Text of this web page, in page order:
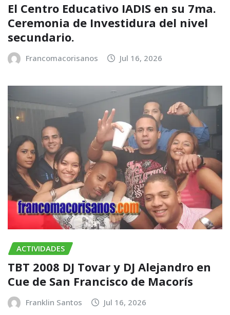
El Centro Educativo IADIS en su 7ma.
Ceremonia de Investidura del nivel
secundario.
Francomacorisanos Jul 16, 2026
ACTIVIDADES
TBT 2008 DJ Tovar y DJ Alejandro en
Cue de San Francisco de Macorís
Franklin Santos Jul 16, 2026